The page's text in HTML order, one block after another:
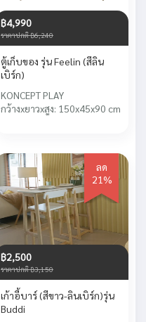
฿4,990
ราคาปกติ ฿6,240
ตู้เก็บของ รุ่น Feelin (สีลิน
เบิร์ก)
KONCEPT PLAY
กว้างxยาวxสูง: 150x45x90 cm
ลด
21%
฿2,500
ราคาปกติ ฿3,150
เก้าอี้บาร์ (สีขาว-ลินเบิร์ก)รุ่น
Buddi